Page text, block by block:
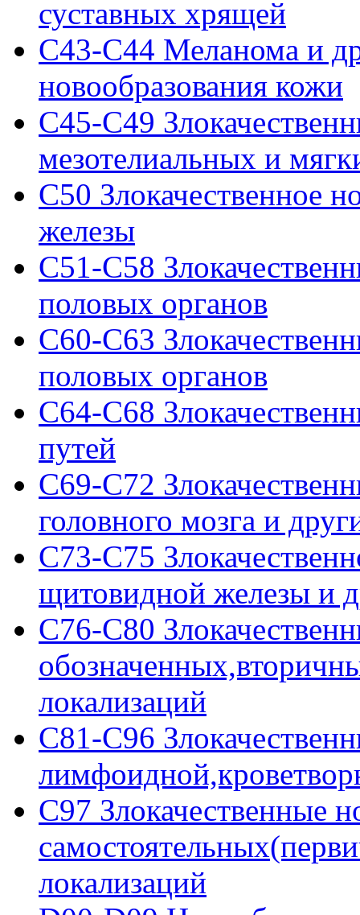
суставных хрящей
C43-C44 Меланома и
новообразования кожи
C45-C49
мезотелиальных и
C50 Злокачественное
железы
C51-C58
половых органов
C60-C63
половых органов
C64-C68
путей
C69-C72
головного мозга и
C73-C75
щитовидной железы и
C76-C80
локализаций
C81-C96
C97 Злокачественные
локализаций